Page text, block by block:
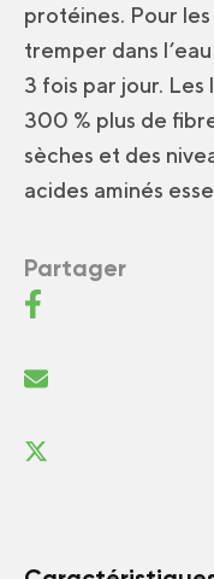
protéines. Pour
tremper dans
3 fois par jour.
300 % plus de
sèches et des
acides aminés
Partager